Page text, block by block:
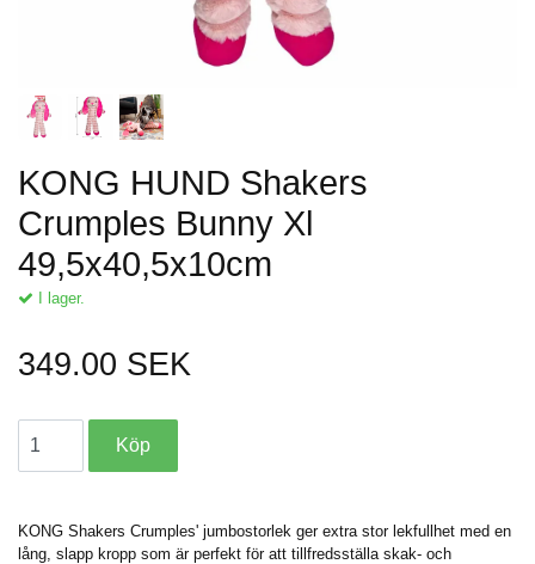
KONG HUND Shakers
Crumples Bunny Xl
49,5x40,5x10cm
I lager.
349.00 SEK
KONG Shakers Crumples' jumbostorlek ger extra stor lekfullhet med en
lång, slapp kropp som är perfekt för att tillfredsställa skak- och